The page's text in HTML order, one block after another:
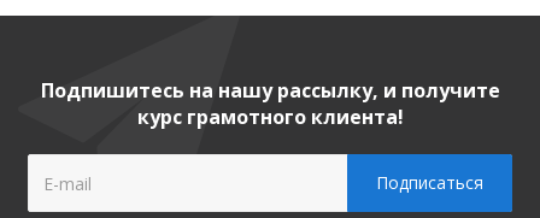
Подпишитесь на нашу рассылку, и получите
курс грамотного клиента!